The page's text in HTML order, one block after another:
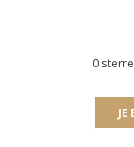
0
JE